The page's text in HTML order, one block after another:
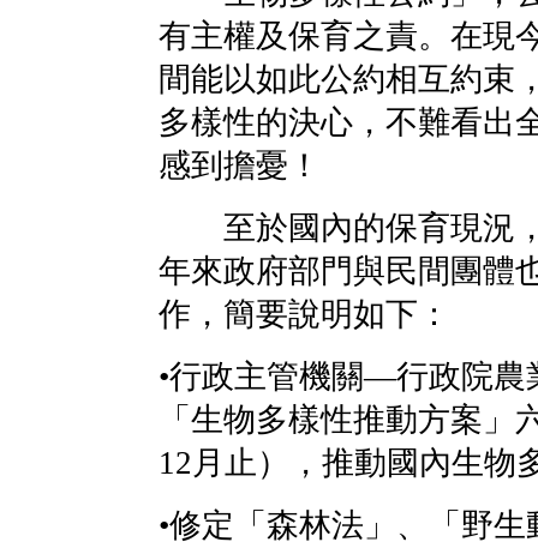
有主權及保育之責。在現
間能以如此公約相互約束
多樣性的決心，不難看出
感到擔憂！
至於國內的保育現況，
年來政府部門與民間團體
作，簡要說明如下：
•行政主管機關—行政院農
「生物多樣性推動方案」
12月止），推動國內生物
•修定「森林法」、「野